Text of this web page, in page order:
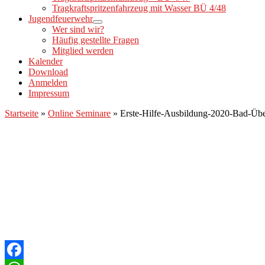
Tragkraftspritzenfahrzeug mit Wasser BÜ 4/48
Jugendfeuerwehr
Wer sind wir?
Häufig gestellte Fragen
Mitglied werden
Kalender
Download
Anmelden
Impressum
Startseite » Online Seminare » Erste-Hilfe-Ausbildung-2020-Bad-